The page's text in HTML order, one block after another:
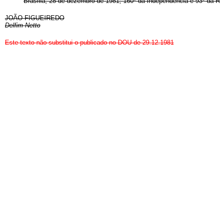
JOÃO FIGUEIREDO
Delfim Netto
Este texto não substitui o publicado no DOU de 29.12.1981